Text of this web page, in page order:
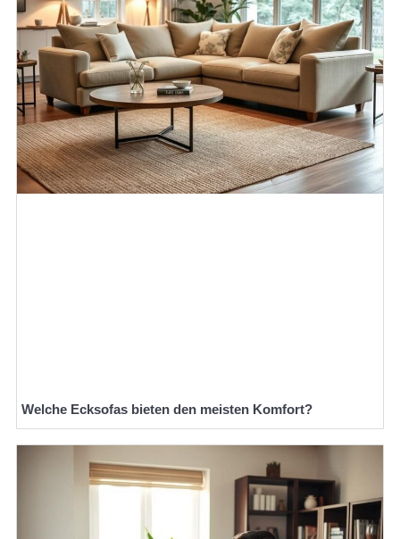
Welche Ecksofas bieten den meisten Komfort?